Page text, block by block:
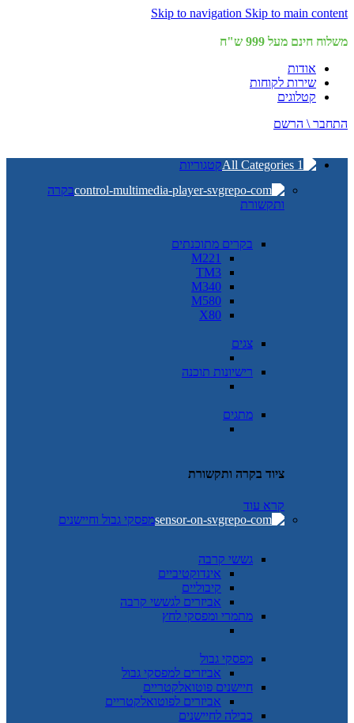
Skip to navigation Skip to main content
משלוח חינם מעל 999 ש"ח
אודות
שירות לקוחות
קטלוגים
התחבר \ הרשם
קטגוריות
בקרה
ותקשורת
בקרים מתוכנתים
M221
TM3
M340
M580
X80
צגים
רישיונות תוכנה
מתגים
ציוד בקרה ותקשורת
קרא עוד
מפסקי גבול וחיישנים
גששי קרבה
אינדוקטיביים
קיבוליים
אביזרים לגששי קרבה
מתמרי ומפסקי לחץ
מפסקי גבול
אביזרים למפסקי גבול
חיישנים פוטואלקטריים
אביזרים לפוטואלקטריים
כבילה לחיישנים